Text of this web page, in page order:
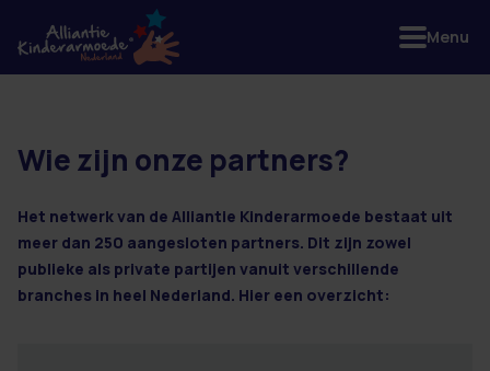
19 resultaten
Wie zijn onze partners?
Het netwerk van de Alliantie Kinderarmoede bestaat uit
meer dan 250 aangesloten partners. Dit zijn zowel
publieke als private partijen vanuit verschillende
branches in heel Nederland. Hier een overzicht:
Menu